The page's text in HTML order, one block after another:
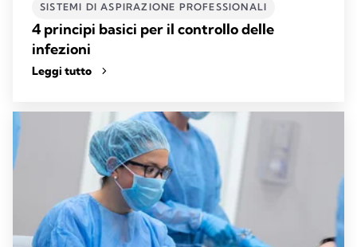
SISTEMI DI ASPIRAZIONE PROFESSIONALI​
4 principi basici per il controllo delle
infezioni
Leggi tutto